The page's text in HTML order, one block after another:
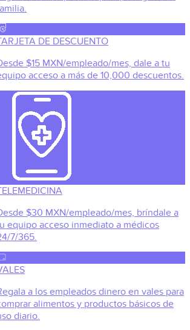
DE DESCUENTO
$15 MXN/empleado/mes, dale a tu
acceso a más de 10,000 descuentos.
$30 MXN/empleado/mes, bríndale a
equipo acceso inmediato a médicos
7/365.
a los empleados dinero en vales para
alimentos y productos básicos de
diario.